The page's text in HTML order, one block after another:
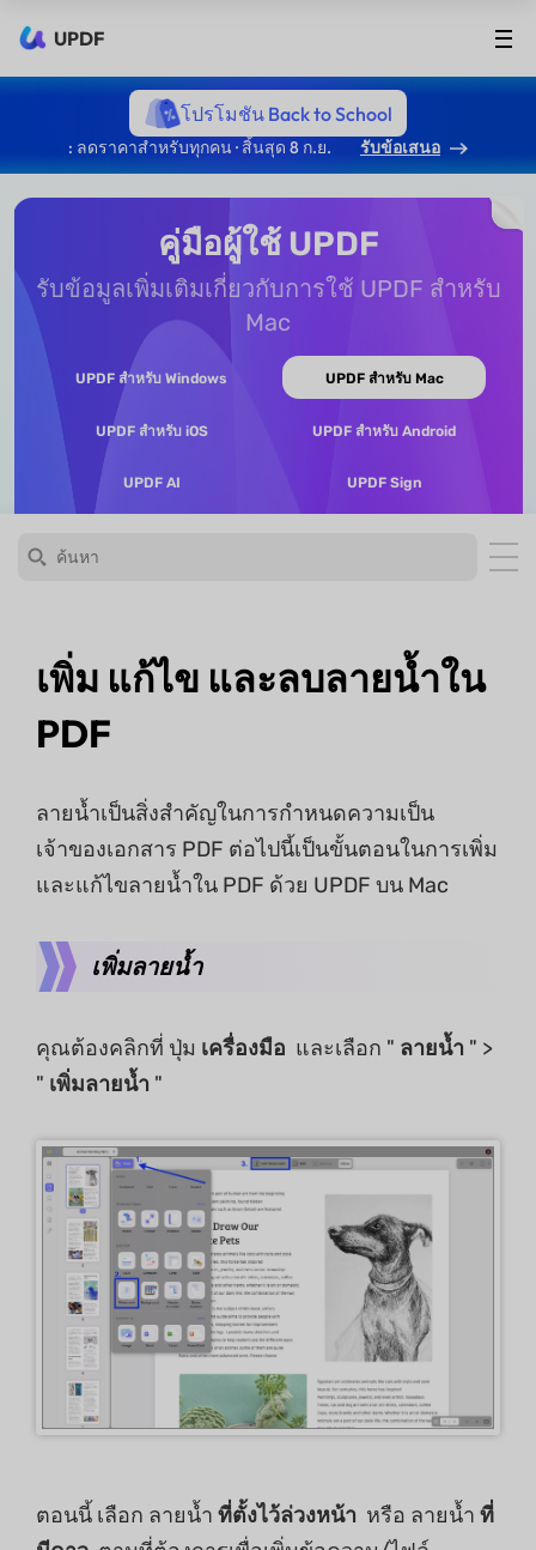
UPDF
โปรโมชัน Back to School
: ลดราคาสำหรับทุกคน · สิ้นสุด 8 ก.ย. รับข้อเสนอ
คู่มือผู้ใช้ UPDF
รับข้อมูลเพิ่มเติมเกี่ยวกับการใช้ UPDF สำหรับ
Mac
UPDF สำหรับ Windows UPDF สำหรับ Mac
UPDF สำหรับ iOS UPDF สำหรับ Android
UPDF AI UPDF Sign
เพิ่ม แก้ไข และลบลายน้ำใน
PDF
ลายน้ำเป็นสิ่งสำคัญในการกำหนดความเป็น
เจ้าของเอกสาร PDF ต่อไปนี้เป็นขั้นตอนในการเพิ่ม
และแก้ไขลายน้ำใน PDF ด้วย UPDF บน Mac
เพิ่มลายน้ำ
คุณต้องคลิกที่ ปุ่ม เครื่องมือ และเลือก " ลายน้ำ " >
" เพิ่มลายน้ำ "
ตอนนี้ เลือก ลายน้ำ ที่ตั้งไว้ล่วงหน้า หรือ ลายน้ำ ที่